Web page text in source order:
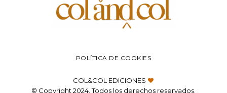
POLÍTICA DE COOKIES
COL&COL EDICIONES
© Copyright 2024. Todos los derechos reservados.